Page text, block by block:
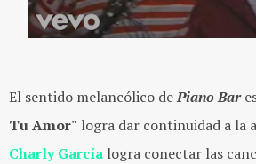
El sentido melancólico dePiano Bar
Tu Amor" logra dar continuidad a la
Charly García logra conectar las